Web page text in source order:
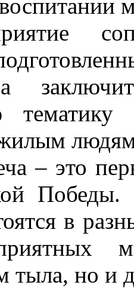
тематику
– это
Победы.
в
тыла, но и